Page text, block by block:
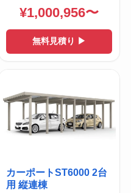
¥1,000,956〜
無料見積り ▶
カーポートST6000 2台
用 縦連棟